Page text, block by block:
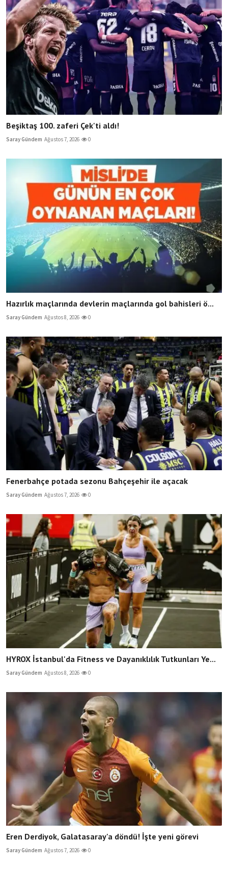
Beşiktaş 100. zaferi Çek'ti aldı!
Saray Gündem Ağustos 7, 2026 0
Hazırlık maçlarında devlerin maçlarında gol bahisleri ö...
Saray Gündem Ağustos 8, 2026 0
Fenerbahçe potada sezonu Bahçeşehir ile açacak
Saray Gündem Ağustos 7, 2026 0
HYROX İstanbul'da Fitness ve Dayanıklılık Tutkunları Ye...
Saray Gündem Ağustos 8, 2026 0
Eren Derdiyok, Galatasaray'a döndü! İşte yeni görevi
Saray Gündem Ağustos 7, 2026 0